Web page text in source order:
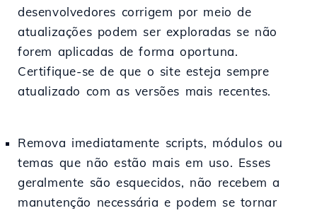
desenvolvedores corrigem por meio de
atualizações podem ser exploradas se não
forem aplicadas de forma oportuna.
Certifique-se de que o site esteja sempre
atualizado com as versões mais recentes.
Remova imediatamente scripts, módulos ou
temas que não estão mais em uso. Esses
geralmente são esquecidos, não recebem a
manutenção necessária e podem se tornar